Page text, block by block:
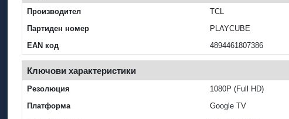
Производител
TCL
Партиден номер
PLAYCUBE
EAN код
4894461807386
Ключови характеристики
Резолюция
1080P (Full HD)
Платформа
Google TV